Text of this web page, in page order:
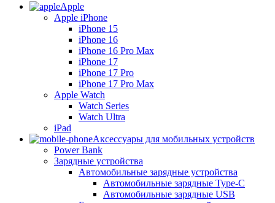
Apple
Apple iPhone
iPhone 15
iPhone 16
iPhone 16 Pro Max
iPhone 17
iPhone 17 Pro
iPhone 17 Pro Max
Apple Watch
Watch Series
Watch Ultra
iPad
Аксессуары для мобильных устройств
Power Bank
Зарядные устройства
Автомобильные зарядные устройства
Автомобильные зарядные Type-C
Автомобильные зарядные USB